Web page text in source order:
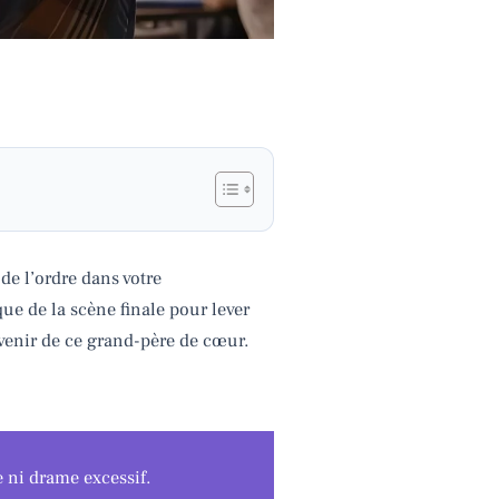
l’ordre dans votre
de la scène finale pour lever
de ce grand-père de cœur.
drame excessif.